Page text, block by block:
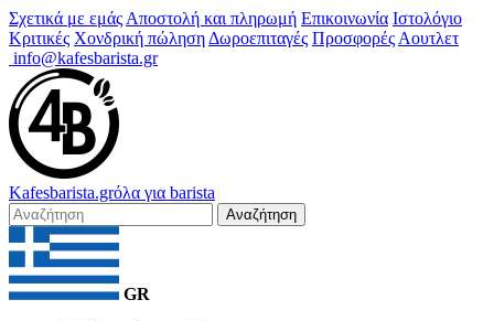
Σχετικά με εμάς Αποστολή και πληρωμή Επικοινωνία Ιστολόγιο
Κριτικές Χονδρική πώληση Δωροεπιταγές Προσφορές Αουτλετ
info@kafesbarista.gr
Kafesbarista.grόλα για barista
Αναζήτηση
GR